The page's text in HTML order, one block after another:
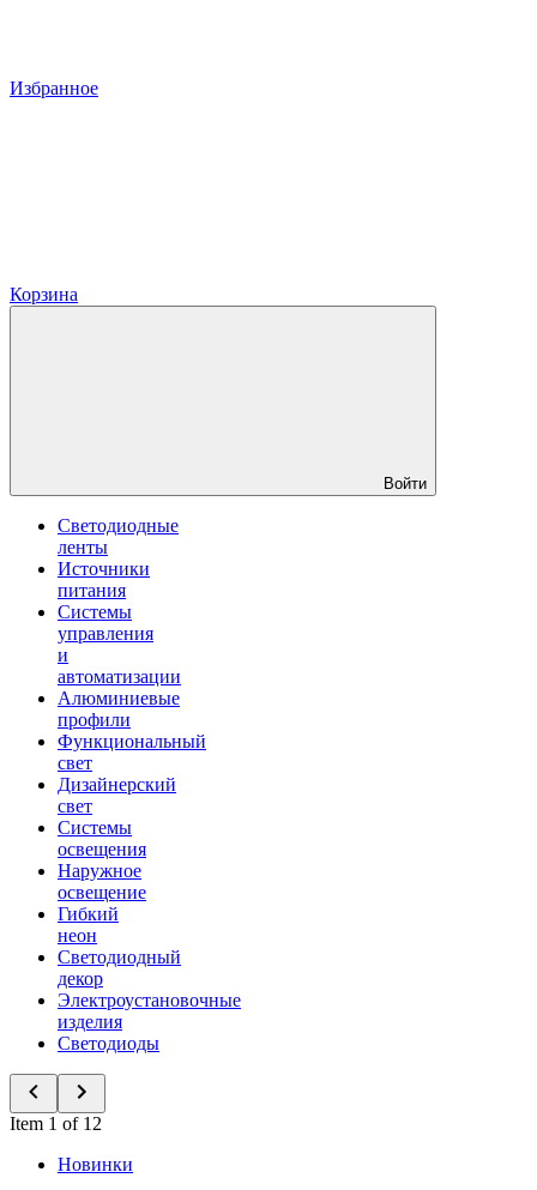
Избранное
Корзина
Войти
Светодиодные
ленты
Источники
питания
Системы
управления
и
автоматизации
Алюминиевые
профили
Функциональный
свет
Дизайнерский
свет
Системы
освещения
Наружное
освещение
Гибкий
неон
Светодиодный
декор
Электроустановочные
изделия
Светодиоды
Item 1 of 12
Новинки